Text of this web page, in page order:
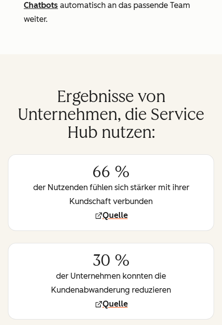
Chatbots automatisch an das passende Team
weiter.
Ergebnisse von
Unternehmen, die Service
Hub nutzen:
66 %
der Nutzenden fühlen sich stärker mit ihrer
Kundschaft verbunden
Quelle
30 %
der Unternehmen konnten die
Kundenabwanderung reduzieren
Quelle